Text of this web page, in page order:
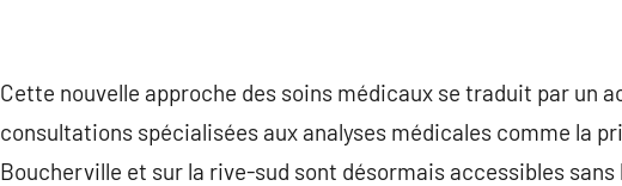
Cette nouvelle approche des soins médicaux se traduit par un
consultations spécialisées aux analyses médicales comme la
Boucherville et sur la rive-sud sont désormais accessibles